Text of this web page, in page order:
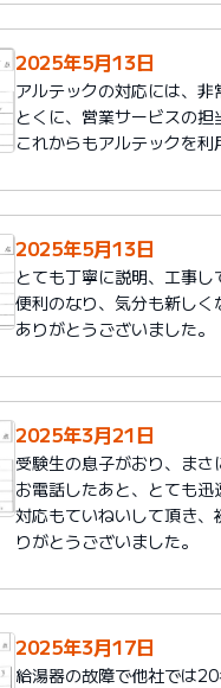
2025年5月13日
アルテックの対応には、非
とくに、営業サービスの
これからもアルテックを利
2025年5月13日
とても丁寧に説明、工事し
便利のなり、気分も新しく
ありがとうございました。
2025年3月21日
受験生の息子がおり、まさ
お電話したあと、とても迅
対応もていねいして頂き
りがとうございました。
2025年3月17日
給湯器の故障で他社では